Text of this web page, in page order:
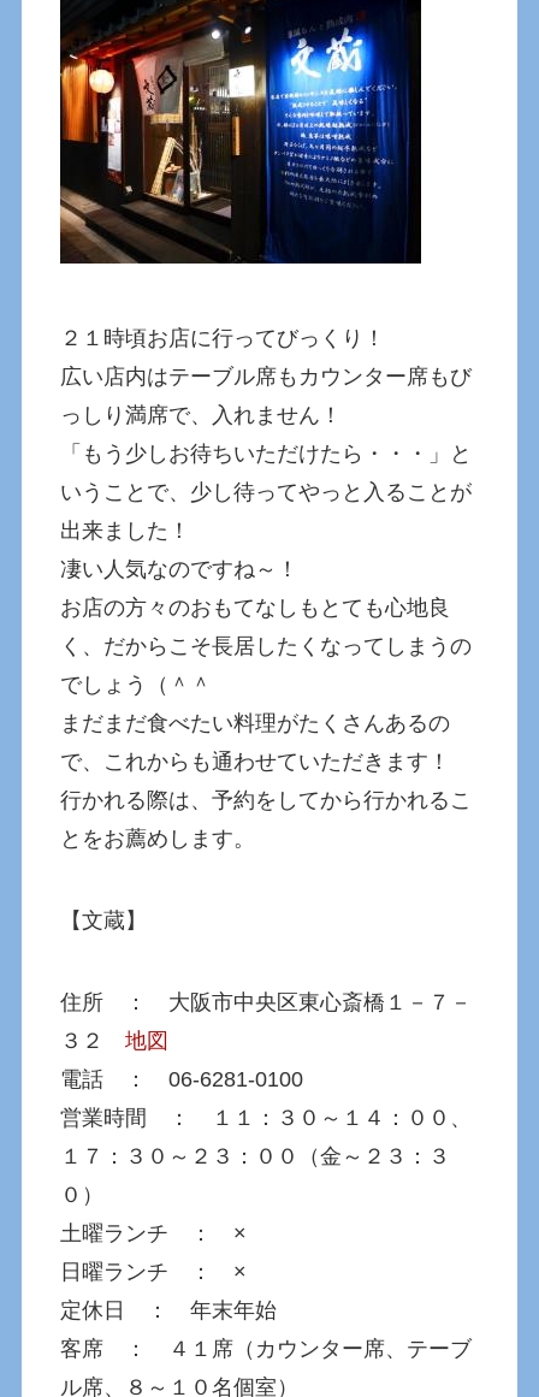
２１時頃お店に行ってびっくり！
広い店内はテーブル席もカウンター席もび
っしり満席で、入れません！
「もう少しお待ちいただけたら・・・」と
いうことで、少し待ってやっと入ることが
出来ました！
凄い人気なのですね～！
お店の方々のおもてなしもとても心地良
く、だからこそ長居したくなってしまうの
でしょう（＾＾
まだまだ食べたい料理がたくさんあるの
で、これからも通わせていただきます！
行かれる際は、予約をしてから行かれるこ
とをお薦めします。
【文蔵】
住所 ： 大阪市中央区東心斎橋１－７－
３２地図
電話 ： 06-6281-0100
営業時間 ： １１：３０～１４：００、
１７：３０～２３：００（金～２３：３
０）
土曜ランチ ： ×
日曜ランチ ： ×
定休日 ： 年末年始
客席 ： ４１席（カウンター席、テーブ
ル席、８～１０名個室）